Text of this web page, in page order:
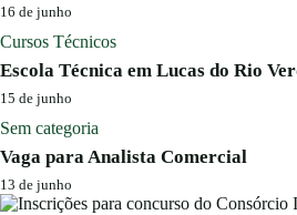
16 de junho
Cursos Técnicos
Escola Técnica em Lucas do Rio
15 de junho
Sem categoria
Vaga para Analista Comercial
13 de junho